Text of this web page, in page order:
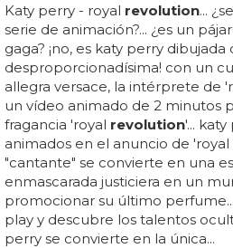
Katy perry - royal revolution...
serie de animación?... ¿es un
gaga? ¡no, es katy perry dibujada
desproporcionadísima! con un
allegra versace, la intérprete de
un vídeo animado de 2 minutos
fragancia 'royal revolution'...
animados en el anuncio de 'royal
"cantante" se convierte en una
enmascarada justiciera en un
promocionar su último
play y descubre los talentos
perry se convierte en la única...